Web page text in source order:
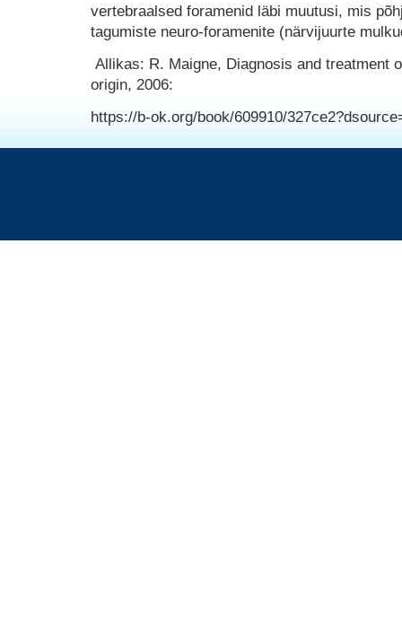
vertebraalsed foramenid läbi muutusi, mis
tagumiste neuro-foramenite (närvijuurte
Allikas: R. Maigne, Diagnosis and treatment
origin, 2006:
https://b-ok.org/book/609910/